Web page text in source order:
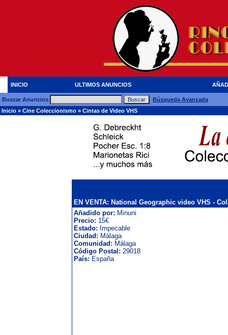
INICIO ULTIMOS ANUNCIOS
Buscar Anuncios
Búsqueda Avanzada
Inicio » Cine Coleccionismo » Cintas de Video VHS
EN VENTA: National Geographic video VHS -
Añadido por: Minuni
Precio: 15€
Estado: Impecable
Ciudad: Málaga
Comunidad: Málaga
Código Postal: 29018
País: España